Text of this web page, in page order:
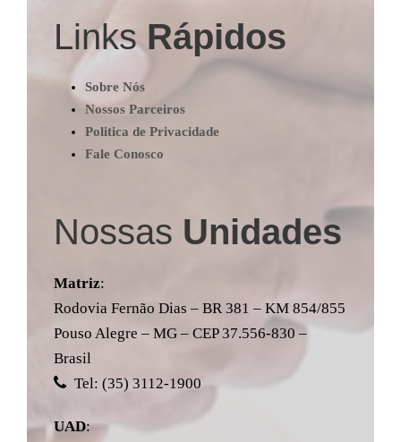
Links Rápidos
Sobre Nós
Nossos Parceiros
Politica de Privacidade
Fale Conosco
Nossas Unidades
Matriz:
Rodovia Fernão Dias – BR 381 – KM 854/855
Pouso Alegre – MG – CEP 37.556-830 –
Brasil
Tel: (35) 3112-1900
UAD: